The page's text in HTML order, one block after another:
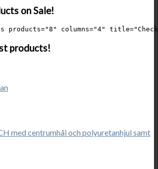
on Sale!
products!
med centrumhål och polyuretanhjul samt